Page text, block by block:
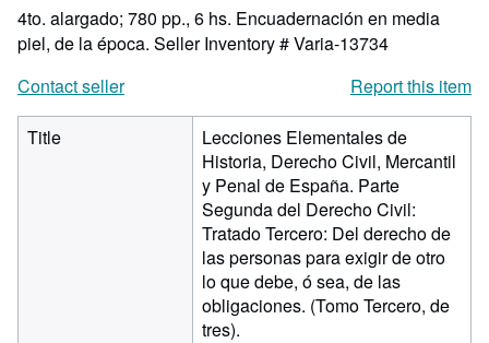
4to. alargado; 780 pp., 6 hs. Encuadernación en media
piel, de la época. Seller Inventory # Varia-13734
Contact seller
Report this item
Title
Lecciones Elementales de
Historia, Derecho Civil, Mercantil
y Penal de España. Parte
Segunda del Derecho Civil:
Tratado Tercero: Del derecho de
las personas para exigir de otro
lo que debe, ó sea, de las
obligaciones. (Tomo Tercero, de
tres).